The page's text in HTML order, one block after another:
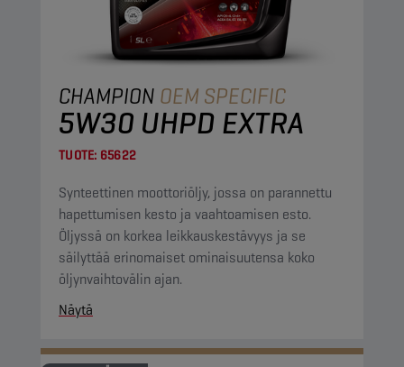
CHAMPION OEM SPECIFIC
5W30 UHPD EXTRA
TUOTE: 65622
Synteettinen moottoriöljy, jossa on parannettu
hapettumisen kesto ja vaahtoamisen esto.
Öljyssä on korkea leikkauskestävyys ja se
säilyttää erinomaiset ominaisuutensa koko
öljynvaihtovälin ajan.
Näytä